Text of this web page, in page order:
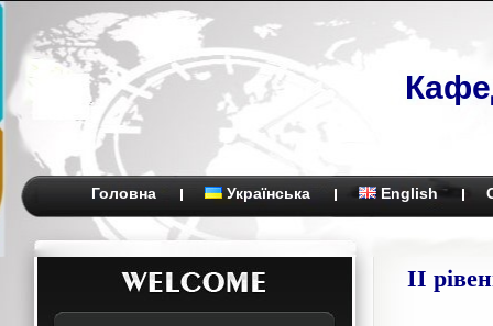
Головна Українська English
ІІ